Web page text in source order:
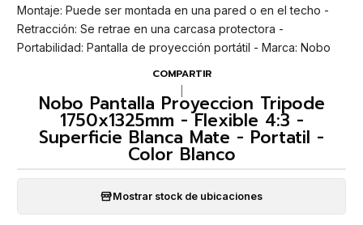
Montaje: Puede ser montada en una pared o en el techo -
Retracción: Se retrae en una carcasa protectora -
Portabilidad: Pantalla de proyección portátil - Marca: Nobo
COMPARTIR
Nobo Pantalla Proyeccion Tripode
1750x1325mm - Flexible 4:3 -
Superficie Blanca Mate - Portatil -
Color Blanco
Mostrar stock de ubicaciones